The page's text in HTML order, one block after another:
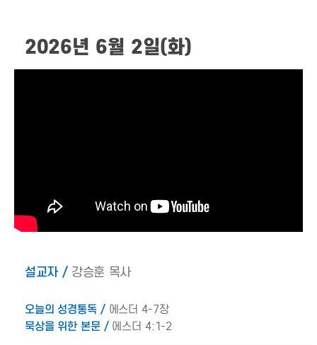
2026년 6월 2일(화)
설교자 /강승훈 목사
오늘의 성경통독 /에스더 4-7장
묵상을 위한 본문 /에스더 4:1-2